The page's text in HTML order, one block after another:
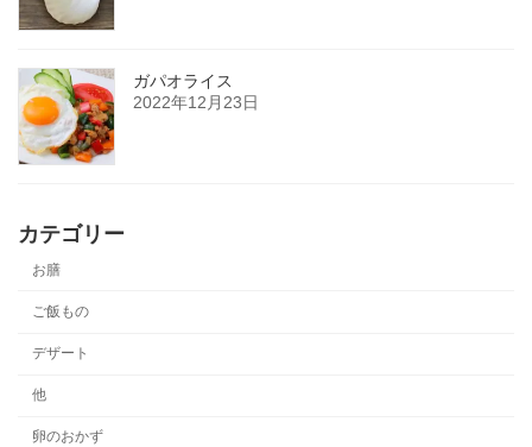
ガパオライス
2022年12月23日
カテゴリー
お膳
ご飯もの
デザート
他
卵のおかず